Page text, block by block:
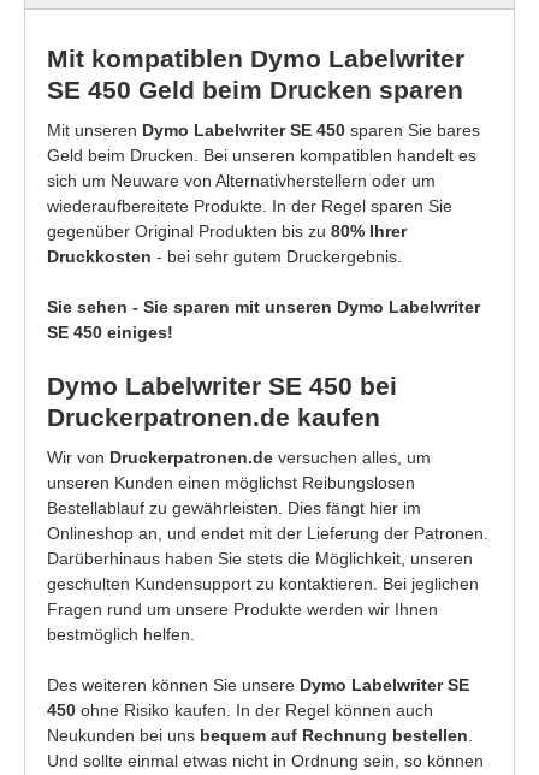
Mit kompatiblen Dymo Labelwriter
SE 450 Geld beim Drucken sparen
Mit unseren Dymo Labelwriter SE 450 sparen Sie bares
Geld beim Drucken. Bei unseren kompatiblen handelt es
sich um Neuware von Alternativherstellern oder um
wiederaufbereitete Produkte. In der Regel sparen Sie
gegenüber Original Produkten bis zu 80% Ihrer
Druckkosten - bei sehr gutem Druckergebnis.
Sie sehen - Sie sparen mit unseren Dymo Labelwriter
SE 450 einiges!
Dymo Labelwriter SE 450 bei
Druckerpatronen.de kaufen
Wir von Druckerpatronen.de versuchen alles, um
unseren Kunden einen möglichst Reibungslosen
Bestellablauf zu gewährleisten. Dies fängt hier im
Onlineshop an, und endet mit der Lieferung der Patronen.
Darüberhinaus haben Sie stets die Möglichkeit, unseren
geschulten Kundensupport zu kontaktieren. Bei jeglichen
Fragen rund um unsere Produkte werden wir Ihnen
bestmöglich helfen.
Des weiteren können Sie unsere Dymo Labelwriter SE
450 ohne Risiko kaufen. In der Regel können auch
Neukunden bei uns bequem auf Rechnung bestellen
Und sollte einmal etwas nicht in Ordnung sein, so können